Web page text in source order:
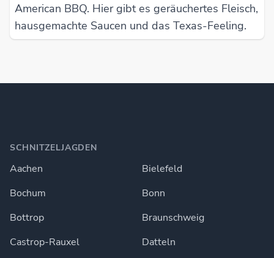
American BBQ. Hier gibt es geräuchertes Fleisch,
hausgemachte Saucen und das Texas-Feeling.
SCHNITZELJAGDEN
Aachen
Bielefeld
Bochum
Bonn
Bottrop
Braunschweig
Castrop-Rauxel
Datteln